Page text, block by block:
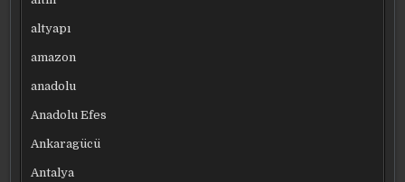
altyapı
amazon
anadolu
Anadolu Efes
Ankaragücü
Antalya